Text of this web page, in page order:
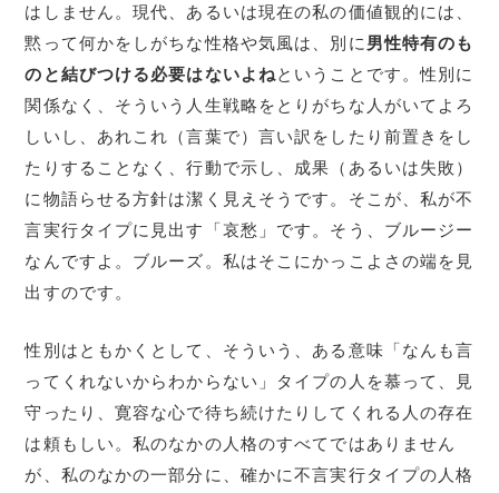
はしません。現代、あるいは現在の私の価値観的には、
黙って何かをしがちな性格や気風は、別に男性特有のも
のと結びつける必要はないよねということです。性別に
関係なく、そういう人生戦略をとりがちな人がいてよろ
しいし、あれこれ（言葉で）言い訳をしたり前置きをし
たりすることなく、行動で示し、成果（あるいは失敗）
に物語らせる方針は潔く見えそうです。そこが、私が不
言実行タイプに見出す「哀愁」です。そう、ブルージー
なんですよ。ブルーズ。私はそこにかっこよさの端を見
出すのです。
性別はともかくとして、そういう、ある意味「なんも言
ってくれないからわからない」タイプの人を慕って、見
守ったり、寛容な心で待ち続けたりしてくれる人の存在
は頼もしい。私のなかの人格のすべてではありません
が、私のなかの一部分に、確かに不言実行タイプの人格